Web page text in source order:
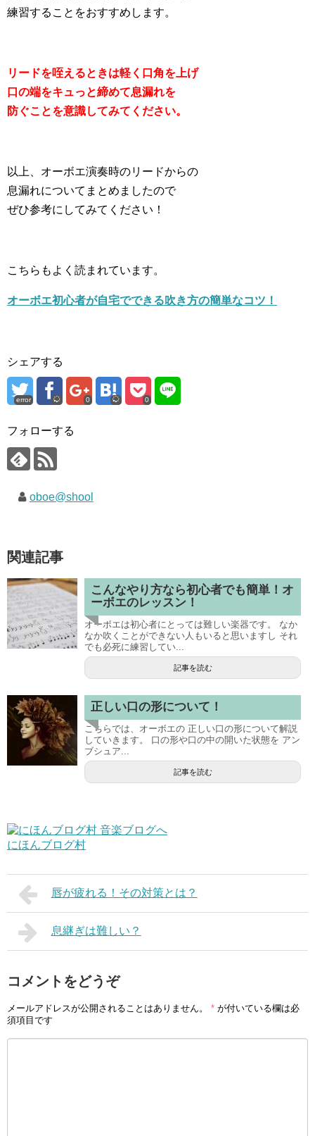
練習することをおすすめします。
リードを咥えるときは軽く口角を上げ
口の端をキュっと締めて息漏れを
防ぐことを意識してみてください。
以上、オーボエ演奏時のリードからの
息漏れについてまとめましたので
ぜひ参考にしてみてください！
こちらもよく読まれています。
オーボエ初心者が自宅でできる吹き方の簡単なコツ！
シェアする
error 0 0
フォローする
oboe@shool
関連記事
こんなやり方なら初心者でも簡単！オ
ーボエのレッスン！
オーボエは初心者にとっては難しい楽器です。 なか
なか吹くことができない人もいると思いますし それ
でも必死に練習してい...
記事を読む
正しい口の形について！
こちらでは、オーボエの 正しい口の形について解説
していきます。 口の形や口の中の開いた状態を アン
ブシュア...
記事を読む
にほんブログ村
唇が疲れる！その対策とは？
息継ぎは難しい？
コメントをどうぞ
メールアドレスが公開されることはありません。 * が付いている欄は必
須項目です